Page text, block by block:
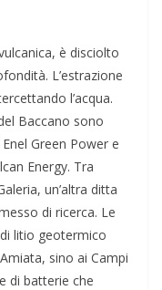
è disciolto
L’estrazione
l’acqua.
Baccano sono
Green Power e
Energy. Tra
un’altra ditta
di ricerca. Le
litio geotermico
sino ai Campi
di batterie che